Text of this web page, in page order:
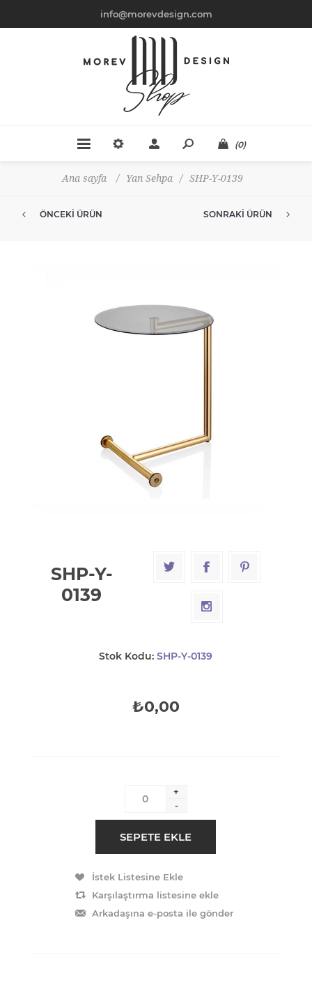
info@morevdesign.com
(0)
Ana sayfa / Yan Sehpa / SHP-Y-0139
ÖNCEKI ÜRÜN SONRAKI ÜRÜN
SHP-Y-
0139
Stok Kodu: SHP-Y-0139
₺0,00
+
-